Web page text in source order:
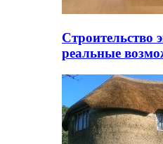
Строительство
реальные